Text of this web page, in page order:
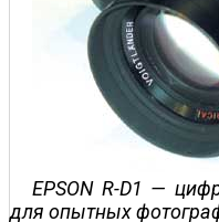
EPSON R-D1 —
для опытных